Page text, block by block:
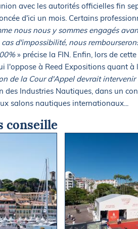
avec les autorités officielles fin
d'ici un mois. Certains
nous nous y sommes engagés
d'impossibilité, nous
» précise la FIN. Enfin, lors de
l'oppose à Reed Expositions quant
de la Cour d'Appel devrait
des Industries Nautiques, dans un
salons nautiques internationaux...
conseille